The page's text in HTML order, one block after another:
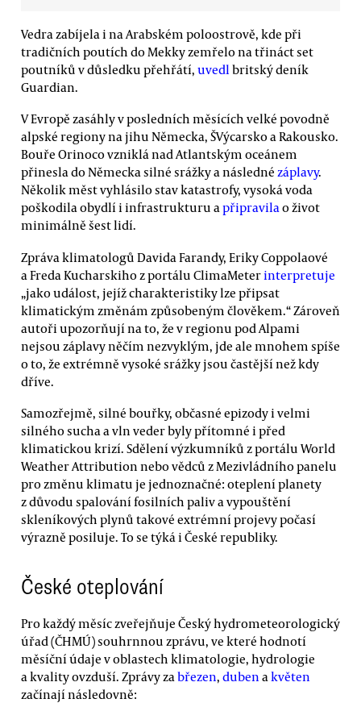
Vedra zabíjela i na Arabském poloostrově, kde při
tradičních poutích do Mekky zemřelo na třináct set
poutníků v důsledku přehřátí, uvedl britský deník
Guardian.
V Evropě zasáhly v posledních měsících velké povodně
alpské regiony na jihu Německa, ŠVýcarsko a Rakousko.
Bouře Orinoco vzniklá nad Atlantským oceánem
přinesla do Německa silné srážky a následné záplavy.
Několik měst vyhlásilo stav katastrofy, vysoká voda
poškodila obydlí i infrastrukturu apřipravilao život
minimálně šest lidí.
Zpráva klimatologů Davida Farandy, Eriky Coppolaové
a Freda Kucharskiho z portálu ClimaMeterinterpretuje
„jako událost, jejíž charakteristiky lze připsat
klimatickým změnám způsobeným člověkem.“ Zároveň
autoři upozorňují na to, že v regionu pod Alpami
nejsou záplavy něčím nezvyklým, jde ale mnohem spíše
o to, že extrémně vysoké srážky jsou častější než kdy
dříve.
Samozřejmě, silné bouřky, občasné epizody i velmi
silného sucha a vln veder byly přítomné i před
klimatickou krizí. Sdělení výzkumníků z portálu World
Weather Attribution nebo vědců z Mezivládního panelu
pro změnu klimatu je jednoznačné: oteplení planety
z důvodu spalování fosilních paliv a vypouštění
skleníkových plynů takové extrémní projevy počasí
výrazně posiluje. To se týká i České republiky.
České oteplování
Pro každý měsíc zveřejňuje Český hydrometeorologický
úřad (ČHMÚ) souhrnnou zprávu, ve které hodnotí
měsíční údaje v oblastech klimatologie, hydrologie
a kvality ovzduší. Zprávy za březen, duben a květen
začínají následovně: